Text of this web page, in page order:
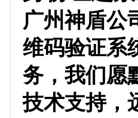
广州神盾公
维码验证系
务，我们愿
技术支持，